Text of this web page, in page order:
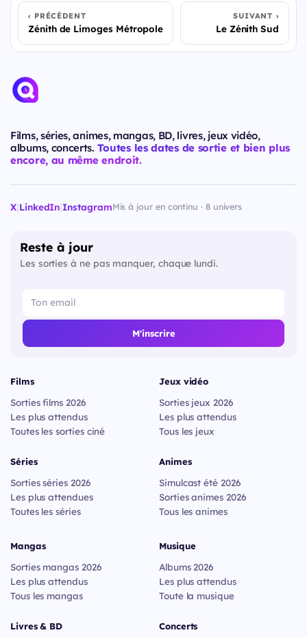
PRÉCÉDENT
Zénith de Limoges Métropole
SUIVANT
Le Zénith Sud
Films, séries, animes, mangas, BD, livres, jeux vidéo,
albums, concerts. Toutes les dates de sortie et bien plus
encore, au même endroit.
X|LinkedIn|InstagramMis à jour en continu · 8 univers
Reste à jour
Les sorties à ne pas manquer, chaque lundi.
M'inscrire
Films
Sorties films 2026
Les plus attendus
Toutes les sorties ciné
Séries
Sorties séries 2026
Les plus attendues
Toutes les séries
Jeux vidéo
Sorties jeux 2026
Les plus attendus
Tous les jeux
Animes
Simulcast été 2026
Sorties animes 2026
Tous les animes
Mangas
Sorties mangas 2026
Les plus attendus
Tous les mangas
Livres & BD
Musique
Albums 2026
Les plus attendus
Toute la musique
Concerts